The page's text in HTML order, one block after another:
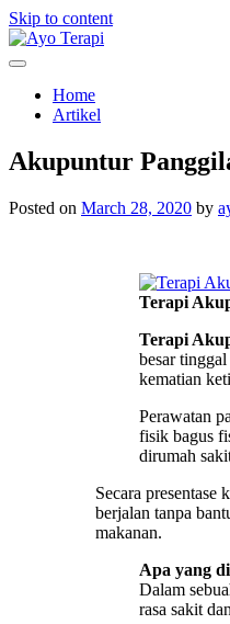
Skip to content
Home
Artikel
Akupuntur
Posted on March 28, 2020 by
Terapi
Terapi
besar
kematian
Perawatan
fisik bagus
dirumah
Secara
berjalan tanpa
makanan.
Apa yang
Dalam
rasa sakit